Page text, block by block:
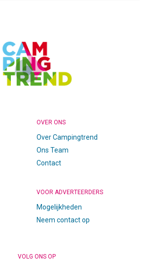
OVER ONS
Over Campingtrend
Ons Team
Contact
VOOR ADVERTEERDERS
Mogelijkheden
Neem contact op
VOLG ONS OP